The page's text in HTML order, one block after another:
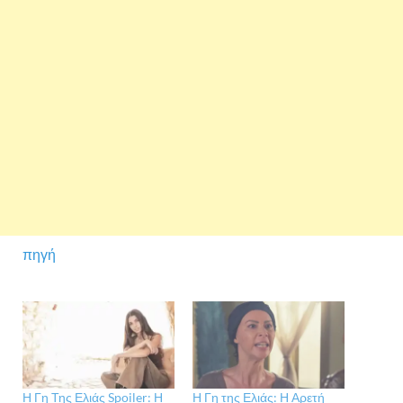
πηγή
Η Γη Της Ελιάς Spoiler: Η
Η Γη της Ελιάς: Η Αρετή